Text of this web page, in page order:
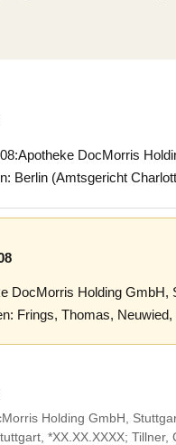
DocMorris
Berlin (Amtsgericht
DocMorris Holding GmbH,
Frings, Thomas,
Holding GmbH,
*XX.XX.XXXX; Tillner,